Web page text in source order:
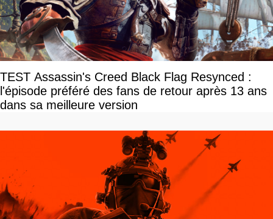
TEST Assassin's Creed Black Flag Resynced :
l'épisode préféré des fans de retour après 13 ans
dans sa meilleure version